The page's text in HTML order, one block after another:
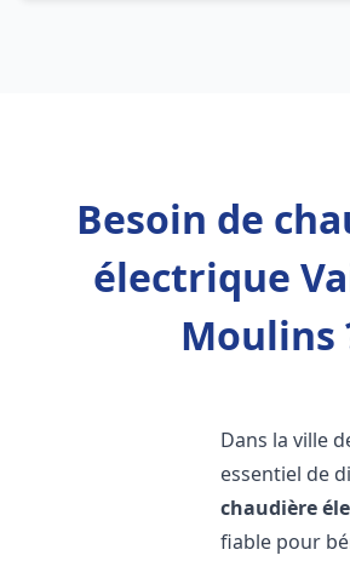
Besoin de
électrique
Moulins
Dans la ville
essentiel de
chaudière
fiable pour